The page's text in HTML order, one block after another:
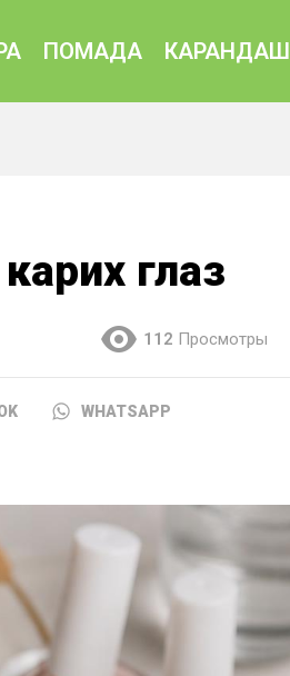
ПОМАДА КАРАНДАШ
глаз
112 Просмотры
WHATSAPP